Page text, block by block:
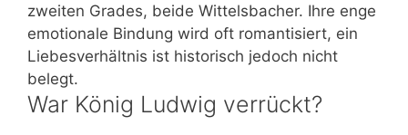
zweiten Grades, beide Wittelsbacher. Ihre enge
emotionale Bindung wird oft romantisiert, ein
Liebesverhältnis ist historisch jedoch nicht
belegt.
War König Ludwig verrückt?